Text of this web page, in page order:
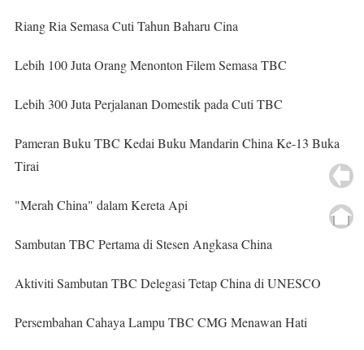
Riang Ria Semasa Cuti Tahun Baharu Cina
Lebih 100 Juta Orang Menonton Filem Semasa TBC
Lebih 300 Juta Perjalanan Domestik pada Cuti TBC
Pameran Buku TBC Kedai Buku Mandarin China Ke-13 Buka
Tirai
"Merah China" dalam Kereta Api
Sambutan TBC Pertama di Stesen Angkasa China
Aktiviti Sambutan TBC Delegasi Tetap China di UNESCO
Persembahan Cahaya Lampu TBC CMG Menawan Hati